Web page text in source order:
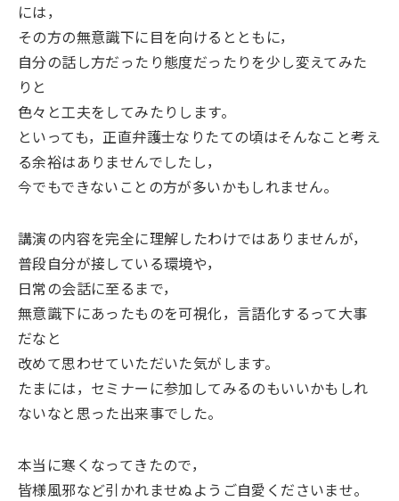
には，
その方の無意識下に目を向けるとともに，
自分の話し方だったり態度だったりを少し変えてみた
りと
色々と工夫をしてみたりします。
といっても，正直弁護士なりたての頃はそんなこと考え
る余裕はありませんでしたし，
今でもできないことの方が多いかもしれません。
講演の内容を完全に理解したわけではありませんが，
普段自分が接している環境や，
日常の会話に至るまで，
無意識下にあったものを可視化，言語化するって大事
だなと
改めて思わせていただいた気がします。
たまには，セミナーに参加してみるのもいいかもしれ
ないなと思った出来事でした。
本当に寒くなってきたので，
皆様風邪など引かれませぬようご自愛くださいませ。